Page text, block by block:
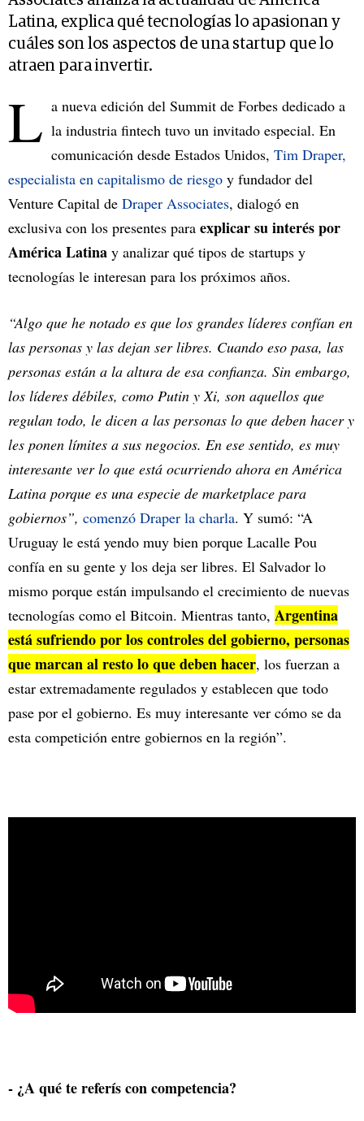
Latina, explica qué tecnologías lo apasionan y
cuáles son los aspectos de una startup que lo
atraen para invertir.
L a nueva edición del Summit de Forbes dedicado a
la industria fintech tuvo un invitado especial. En
comunicación desde Estados Unidos, Tim Draper,
especialista en capitalismo de riesgo y fundador del
Venture Capital de Draper Associates, dialogó en
exclusiva con los presentes para explicar su interés por
América Latina y analizar qué tipos de startups y
tecnologías le interesan para los próximos años.
“Algo que he notado es que los grandes líderes confían en
las personas y las dejan ser libres. Cuando eso pasa, las
personas están a la altura de esa confianza. Sin embargo,
los líderes débiles, como Putin y Xi, son aquellos que
regulan todo, le dicen a las personas lo que deben hacer y
les ponen límites a sus negocios. En ese sentido, es muy
interesante ver lo que está ocurriendo ahora en América
Latina porque es una especie de marketplace para
gobiernos”, comenzó Draper la charla. Y sumó: “A
Uruguay le está yendo muy bien porque Lacalle Pou
confía en su gente y los deja ser libres. El Salvador lo
mismo porque están impulsando el crecimiento de nuevas
tecnologías como el Bitcoin. Mientras tanto, Argentina
está sufriendo por los controles del gobierno, personas
que marcan al resto lo que deben hacer, los fuerzan a
estar extremadamente regulados y establecen que todo
pase por el gobierno. Es muy interesante ver cómo se da
esta competición entre gobiernos en la región”.
- ¿A qué te referís con competencia?